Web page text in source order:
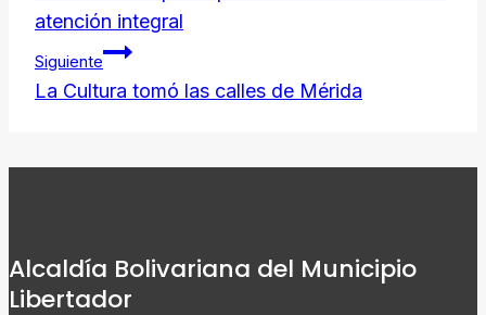
de
entradas
atención integral
Siguiente
La Cultura tomó las calles de Mérida
Alcaldía Bolivariana del Municipio
Libertador